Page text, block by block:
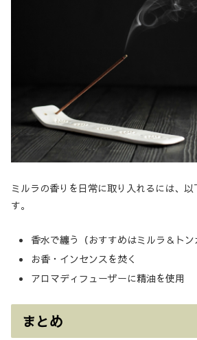
ミルラの香りを日常に取り入れるには、
す。
香水で纏う（おすすめはミルラ＆トン
お香・インセンスを焚く
アロマディフューザーに精油を使用
まとめ